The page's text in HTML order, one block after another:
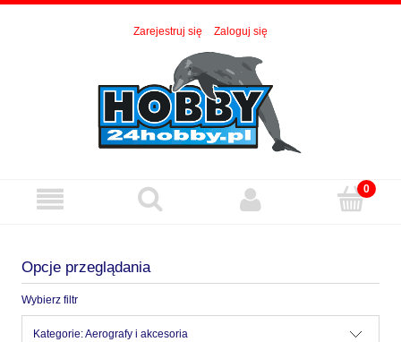
Zarejestruj się Zaloguj się
Opcje przeglądania
Wybierz filtr
Kategorie: Aerografy i akcesoria